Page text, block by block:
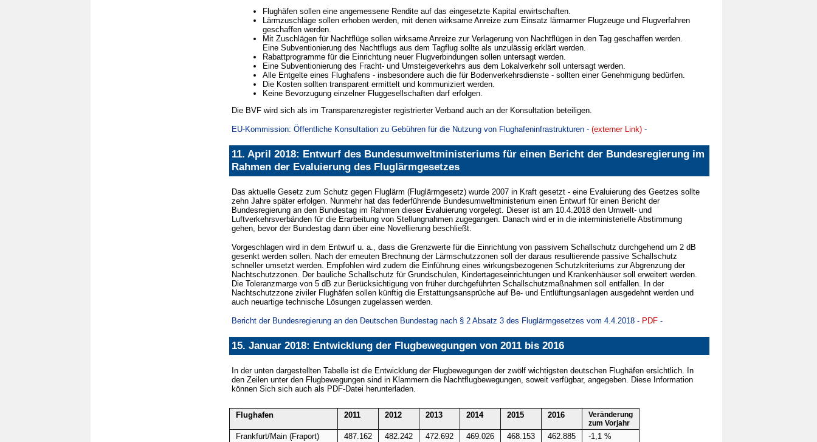
Flughäfen sollen eine angemessene Rendite auf das eingesetzte Kapital erwirtschaften.
Lärmzuschläge sollen erhoben werden, mit denen wirksame Anreize zum Einsatz lärmarmer Flugzeuge und Flugverfahren
geschaffen werden.
Mit Zuschlägen für Nachtflüge sollen wirksame Anreize zur Verlagerung von Nachtflügen in den Tag geschaffen werden.
Eine Subventionierung des Nachtflugs aus dem Tagflug sollte als unzulässig erklärt werden.
Rabattprogramme für die Einrichtung neuer Flugverbindungen sollen untersagt werden.
Eine Subventionierung des Fracht- und Umsteigeverkehrs aus dem Lokalverkehr soll untersagt werden.
Alle Entgelte eines Flughafens - insbesondere auch die für Bodenverkehrsdienste - sollten einer Genehmigung bedürfen.
Die Kosten sollten transparent ermittelt und kommuniziert werden.
Keine Bevorzugung einzelner Fluggesellschaften darf erfolgen.
Die BVF wird sich als im Transparenzregister registrierter Verband auch an der Konsultation beteiligen.
EU-Kommission: Öffentliche Konsultation zu Gebühren für die Nutzung von Flughafeninfrastrukturen - (externer Link) -
11. April 2018: Entwurf des Bundesumweltministeriums für einen Bericht der Bundesregierung im
Rahmen der Evaluierung des Fluglärmgesetzes
Das aktuelle Gesetz zum Schutz gegen Fluglärm (Fluglärmgesetz) wurde 2007 in Kraft gesetzt - eine Evaluierung des Geetzes sollte
zehn Jahre später erfolgen. Nunmehr hat das federführende Bundesumweltministerium einen Entwurf für einen Bericht der
Bundesregierung an den Bundestag im Rahmen dieser Evaluierung vorgelegt. Dieser ist am 10.4.2018 den Umwelt- und
Luftverkehrsverbänden für die Erarbeitung von Stellungnahmen zugegangen. Danach wird er in die interministerielle Abstimmung
gehen, bevor der Bundestag dann über eine Novellierung beschließt.
Vorgeschlagen wird in dem Entwurf u. a., dass die Grenzwerte für die Einrichtung von passivem Schallschutz durchgehend um 2 dB
gesenkt werden sollen. Nach der erneuten Brechnung der Lärmschutzzonen soll der daraus resultierende passive Schallschutz
schneller umsetzt werden. Empfohlen wird zudem die Einführung eines wirkungsbezogenen Schutzkriteriums zur Abgrenzung der
Nachtschutzzonen. Der bauliche Schallschutz für Grundschulen, Kindertageseinrichtungen und Krankenhäuser soll erweitert werden.
Die Toleranzmarge von 5 dB zur Berücksichtigung von früher durchgeführten Schallschutzmaßnahmen soll entfallen. In der
Nachtschutzzone ziviler Flughäfen sollen künftig die Erstattungsansprüche auf Be- und Entlüftungsanlagen ausgedehnt werden und
auch neuartige technische Lösungen zugelassen werden.
Bericht der Bundesregierung an den Deutschen Bundestag nach § 2 Absatz 3 des Fluglärmgesetzes vom 4.4.2018 - PDF-
15. Januar 2018: Entwicklung der Flugbewegungen von 2011 bis 2016
In der unten dargestellten Tabelle ist die Entwicklung der Flugbewegungen der zwölf wichtigsten deutschen Flughäfen ersichtlich. In
den Zeilen unter den Flugbewegungen sind in Klammern die Nachtflugbewegungen, soweit verfügbar, angegeben. Diese Information
können Sich sich auch als PDF-Datei herunterladen.
Flughafen 2011 2012 2013 2014 2015 2016
Veränderung
zum Vorjahr
Frankfurt/Main (Fraport) 487.162 482.242 472.692 469.026 468.153 462.885 -1,1 %